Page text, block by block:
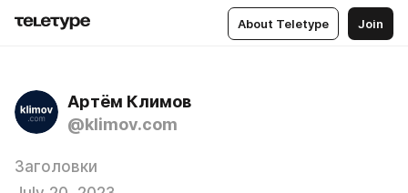
About Teletype Join
Артём Климов
@klimov.com
Заголовки